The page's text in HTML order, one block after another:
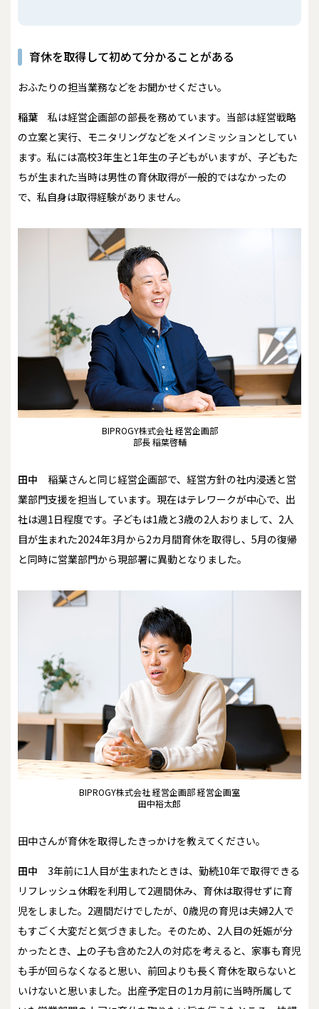
育休を取得して初めて分かることがある
――おふたりの担当業務などをお聞かせください。
稲葉
私は経営企画部の部長を務めています。当部は経営戦略
の立案と実行、モニタリングなどをメインミッションとしてい
ます。私には高校3年生と1年生の子どもがいますが、子どもた
ちが生まれた当時は男性の育休取得が一般的ではなかったの
で、私自身は取得経験がありません。
BIPROGY株式会社 経営企画部
部長 稲葉啓輔
田中
稲葉さんと同じ経営企画部で、経営方針の社内浸透と営
業部門支援を担当しています。現在はテレワークが中心で、出
社は週1日程度です。子どもは1歳と3歳の2人おりまして、2人
目が生まれた2024年3月から2カ月間育休を取得し、5月の復帰
と同時に営業部門から現部署に異動となりました。
BIPROGY株式会社 経営企画部 経営企画室
田中裕太郎
――田中さんが育休を取得したきっかけを教えてください。
田中
3年前に1人目が生まれたときは、勤続10年で取得できる
リフレッシュ休暇を利用して2週間休み、育休は取得せずに育
児をしました。2週間だけでしたが、0歳児の育児は夫婦2人で
もすごく大変だと気づきました。そのため、2人目の妊娠が分
かったとき、上の子も含めた2人の対応を考えると、家事も育児
も手が回らなくなると思い、前回よりも長く育休を取らないと
いけないと思いました。出産予定日の1カ月前に当時所属して